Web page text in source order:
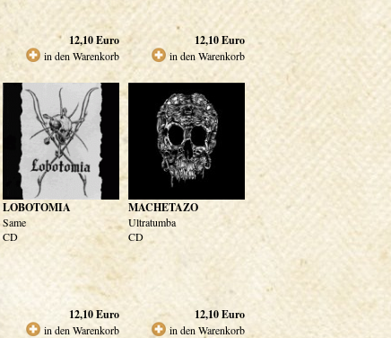
12,10Euro
in den Warenkorb
12,10Euro
in den Warenkorb
LOBOTOMIA
Same
CD
12,10Euro
in den Warenkorb
MACHETAZO
Ultratumba
CD
12,10Euro
in den Warenkorb